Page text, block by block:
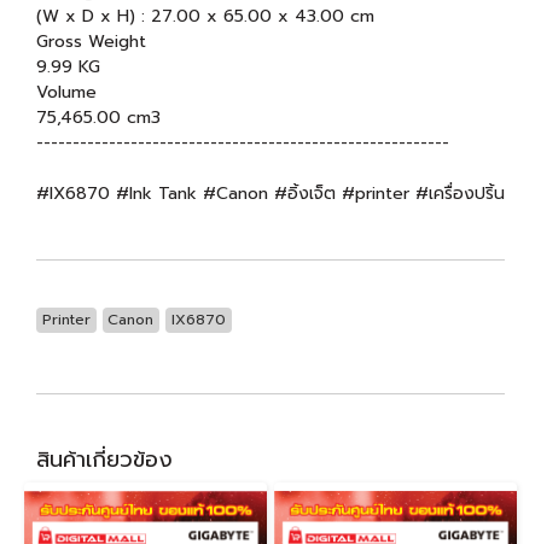
(W x D x H) : 27.00 x 65.00 x 43.00 cm
Gross Weight
9.99 KG
Volume
75,465.00 cm3
---------------------------------------------------------
#IX6870 #Ink Tank #Canon #อิ้งเจ็ต #printer #เครื่องปริ้น
Printer Canon IX6870
สินค้าเกี่ยวข้อง